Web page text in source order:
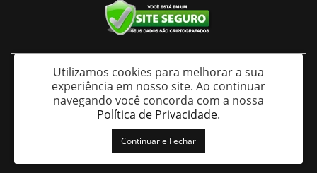
White Head Tattoo (Wellington Ricardo Kudlinski EPP) - CNPJ:
09.635.966/0001-70
Av. São Francisco 373 – Centro - Santos / SP - CEP: 11013-201
White Head Tattoo © 2026
Utilizamos cookies para melhorar a sua
experiência em nosso site. Ao continuar
navegando você concorda com a nossa
Política de Privacidade.
Continuar e Fechar